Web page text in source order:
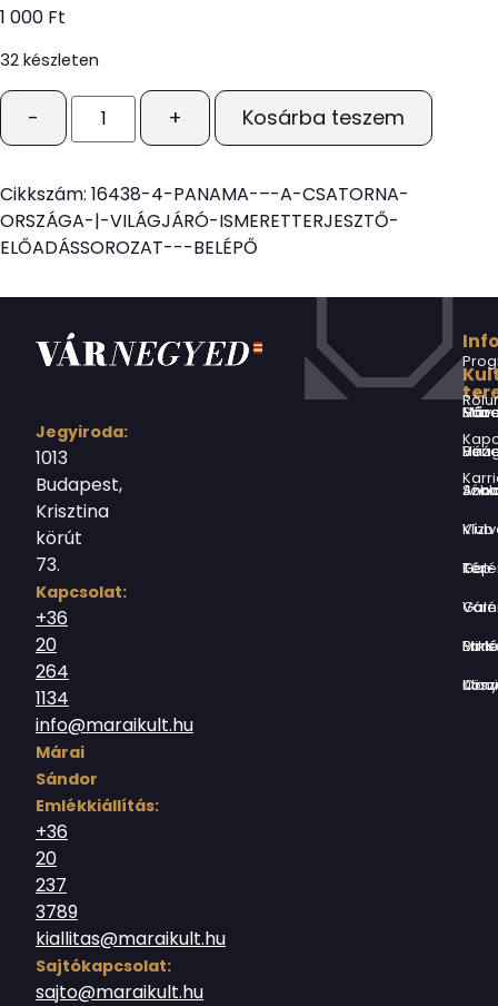
1 000 Ft
32 készleten
- + Kosárba teszem
Cikkszám: 16438-4-PANAMA-–-A-CSATORNA-
ORSZÁGA-|-VILÁGJÁRÓ-ISMERETTERJESZTŐ-
ELŐADÁSSOROZAT---BELÉPŐ
Jegyiroda:
1013
Budapest,
Krisztina
körút
73.
Kapcsolat:
+36
20
264
1134
info@maraikult.hu
Márai
Sándor
Emlékkiállítás:
+36
20
237
3789
kiallitas@maraikult.hu
Sajtókapcsolat:
sajto@maraikult.hu
Márai Sándor Művelődési Ház
Virág Benedek Ház
Jókai Anna
Vízivárosi Klub
Tér-Kép
Várnegyed
Borsos
Országház